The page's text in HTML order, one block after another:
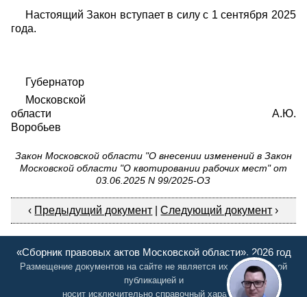
Настоящий Закон вступает в силу с 1 сентября 2025
года.
Губернатор
Московской
области А.Ю.
Воробьев
Закон Московской области "О внесении изменений в Закон
Московской области "О квотировании рабочих мест" от
03.06.2025 N 99/2025-ОЗ
‹ Предыдущий документ |Следующий документ ›
«Сборник правовых актов Московской области», 2026 год
Размещение документов на сайте не является их официальной
публикацией и
носит исключительно справочный характер